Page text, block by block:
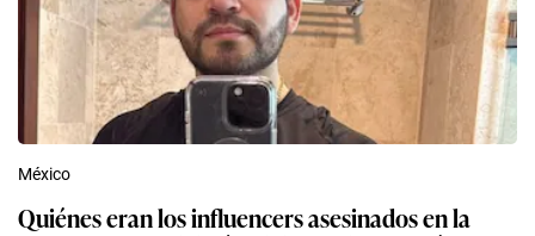
México
Quiénes eran los influencers asesinados en la